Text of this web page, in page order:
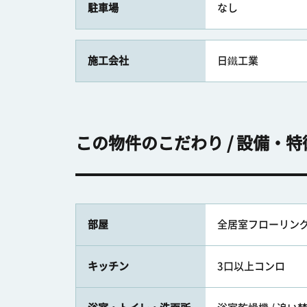
駐車場 なし
施工会社 日鐵工業
この物件のこだわり / 設備・特
部屋 全居室フローリン
キッチン 3口以上コンロ